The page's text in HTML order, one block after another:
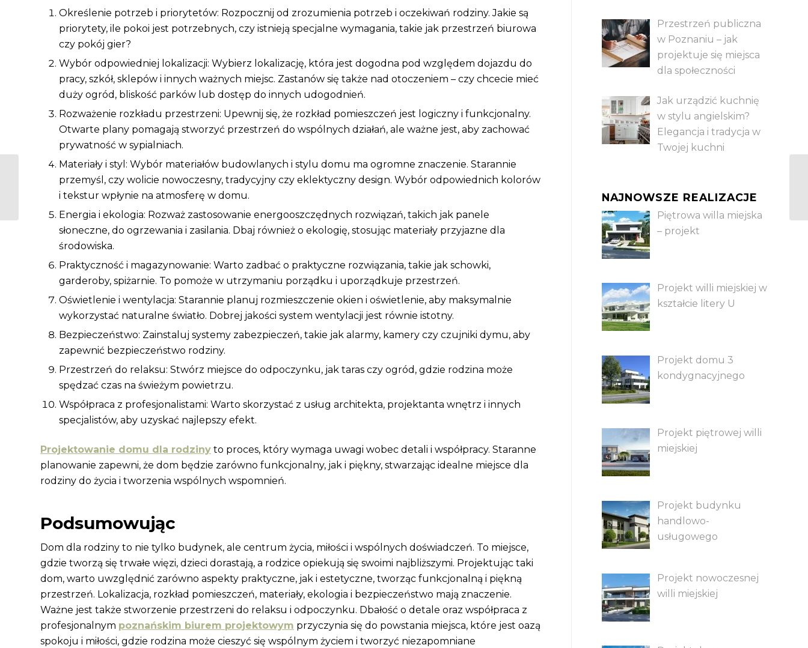
Określenie potrzeb i priorytetów: Rozpocznij od zrozumienia potrzeb i oczekiwań rodziny. Jakie są
priorytety, ile pokoi jest potrzebnych, czy istnieją specjalne wymagania, takie jak przestrzeń biurowa
czy pokój gier?
Wybór odpowiedniej lokalizacji: Wybierz lokalizację, która jest dogodna pod względem dojazdu do
pracy, szkół, sklepów i innych ważnych miejsc. Zastanów się także nad otoczeniem – czy chcecie mieć
duży ogród, bliskość parków lub dostęp do innych udogodnień.
Rozważenie rozkładu przestrzeni: Upewnij się, że rozkład pomieszczeń jest logiczny i funkcjonalny.
Otwarte plany pomagają stworzyć przestrzeń do wspólnych działań, ale ważne jest, aby zachować
prywatność w sypialniach.
Materiały i styl: Wybór materiałów budowlanych i stylu domu ma ogromne znaczenie. Starannie
przemyśl, czy wolicie nowoczesny, tradycyjny czy eklektyczny design. Wybór odpowiednich kolorów
i tekstur wpłynie na atmosferę w domu.
Energia i ekologia: Rozważ zastosowanie energooszczędnych rozwiązań, takich jak panele
słoneczne, do ogrzewania i zasilania. Dbaj również o ekologię, stosując materiały przyjazne dla
środowiska.
Praktyczność i magazynowanie: Warto zadbać o praktyczne rozwiązania, takie jak schowki,
garderoby, spiżarnie. To pomoże w utrzymaniu porządku i uporządkuje przestrzeń.
Oświetlenie i wentylacja: Starannie planuj rozmieszczenie okien i oświetlenie, aby maksymalnie
wykorzystać naturalne światło. Dobrej jakości system wentylacji jest równie istotny.
Bezpieczeństwo: Zainstaluj systemy zabezpieczeń, takie jak alarmy, kamery czy czujniki dymu, aby
zapewnić bezpieczeństwo rodziny.
Przestrzeń do relaksu: Stwórz miejsce do odpoczynku, jak taras czy ogród, gdzie rodzina może
spędzać czas na świeżym powietrzu.
Współpraca z profesjonalistami: Warto skorzystać z usług architekta, projektanta wnętrz i innych
specjalistów, aby uzyskać najlepszy efekt.
Projektowanie domu dla rodziny to proces, który wymaga uwagi wobec detali i współpracy. Staranne
planowanie zapewni, że dom będzie zarówno funkcjonalny, jak i piękny, stwarzając idealne miejsce dla
rodziny do życia i tworzenia wspólnych wspomnień.
Podsumowując
Dom dla rodziny to nie tylko budynek, ale centrum życia, miłości i wspólnych doświadczeń. To miejsce,
gdzie tworzą się trwałe więzi, dzieci dorastają, a rodzice opiekują się swoimi najbliższymi. Projektując taki
dom, warto uwzględnić zarówno aspekty praktyczne, jak i estetyczne, tworząc funkcjonalną i piękną
przestrzeń. Lokalizacja, rozkład pomieszczeń, materiały, ekologia i bezpieczeństwo mają znaczenie.
Ważne jest także stworzenie przestrzeni do relaksu i odpoczynku. Dbałość o detale oraz współpraca z
profesjonalnym poznańskim biurem projektowym przyczynia się do powstania miejsca, które jest oazą
spokoju i miłości, gdzie rodzina może cieszyć się wspólnym życiem i tworzyć niezapomniane
Przestrzeń publiczna
w Poznaniu – jak
projektuje się miejsca
dla społeczności
Jak urządzić kuchnię
w stylu angielskim?
Elegancja i tradycja w
Twojej kuchni
NAJNOWSZE REALIZACJE
Piętrowa willa miejska
– projekt
Projekt willi miejskiej w
kształcie litery U
Projekt domu 3
kondygnacyjnego
Projekt piętrowej willi
miejskiej
Projekt budynku
handlowo-
usługowego
Projekt nowoczesnej
willi miejskiej
Jak projektować
wnętrza budynków